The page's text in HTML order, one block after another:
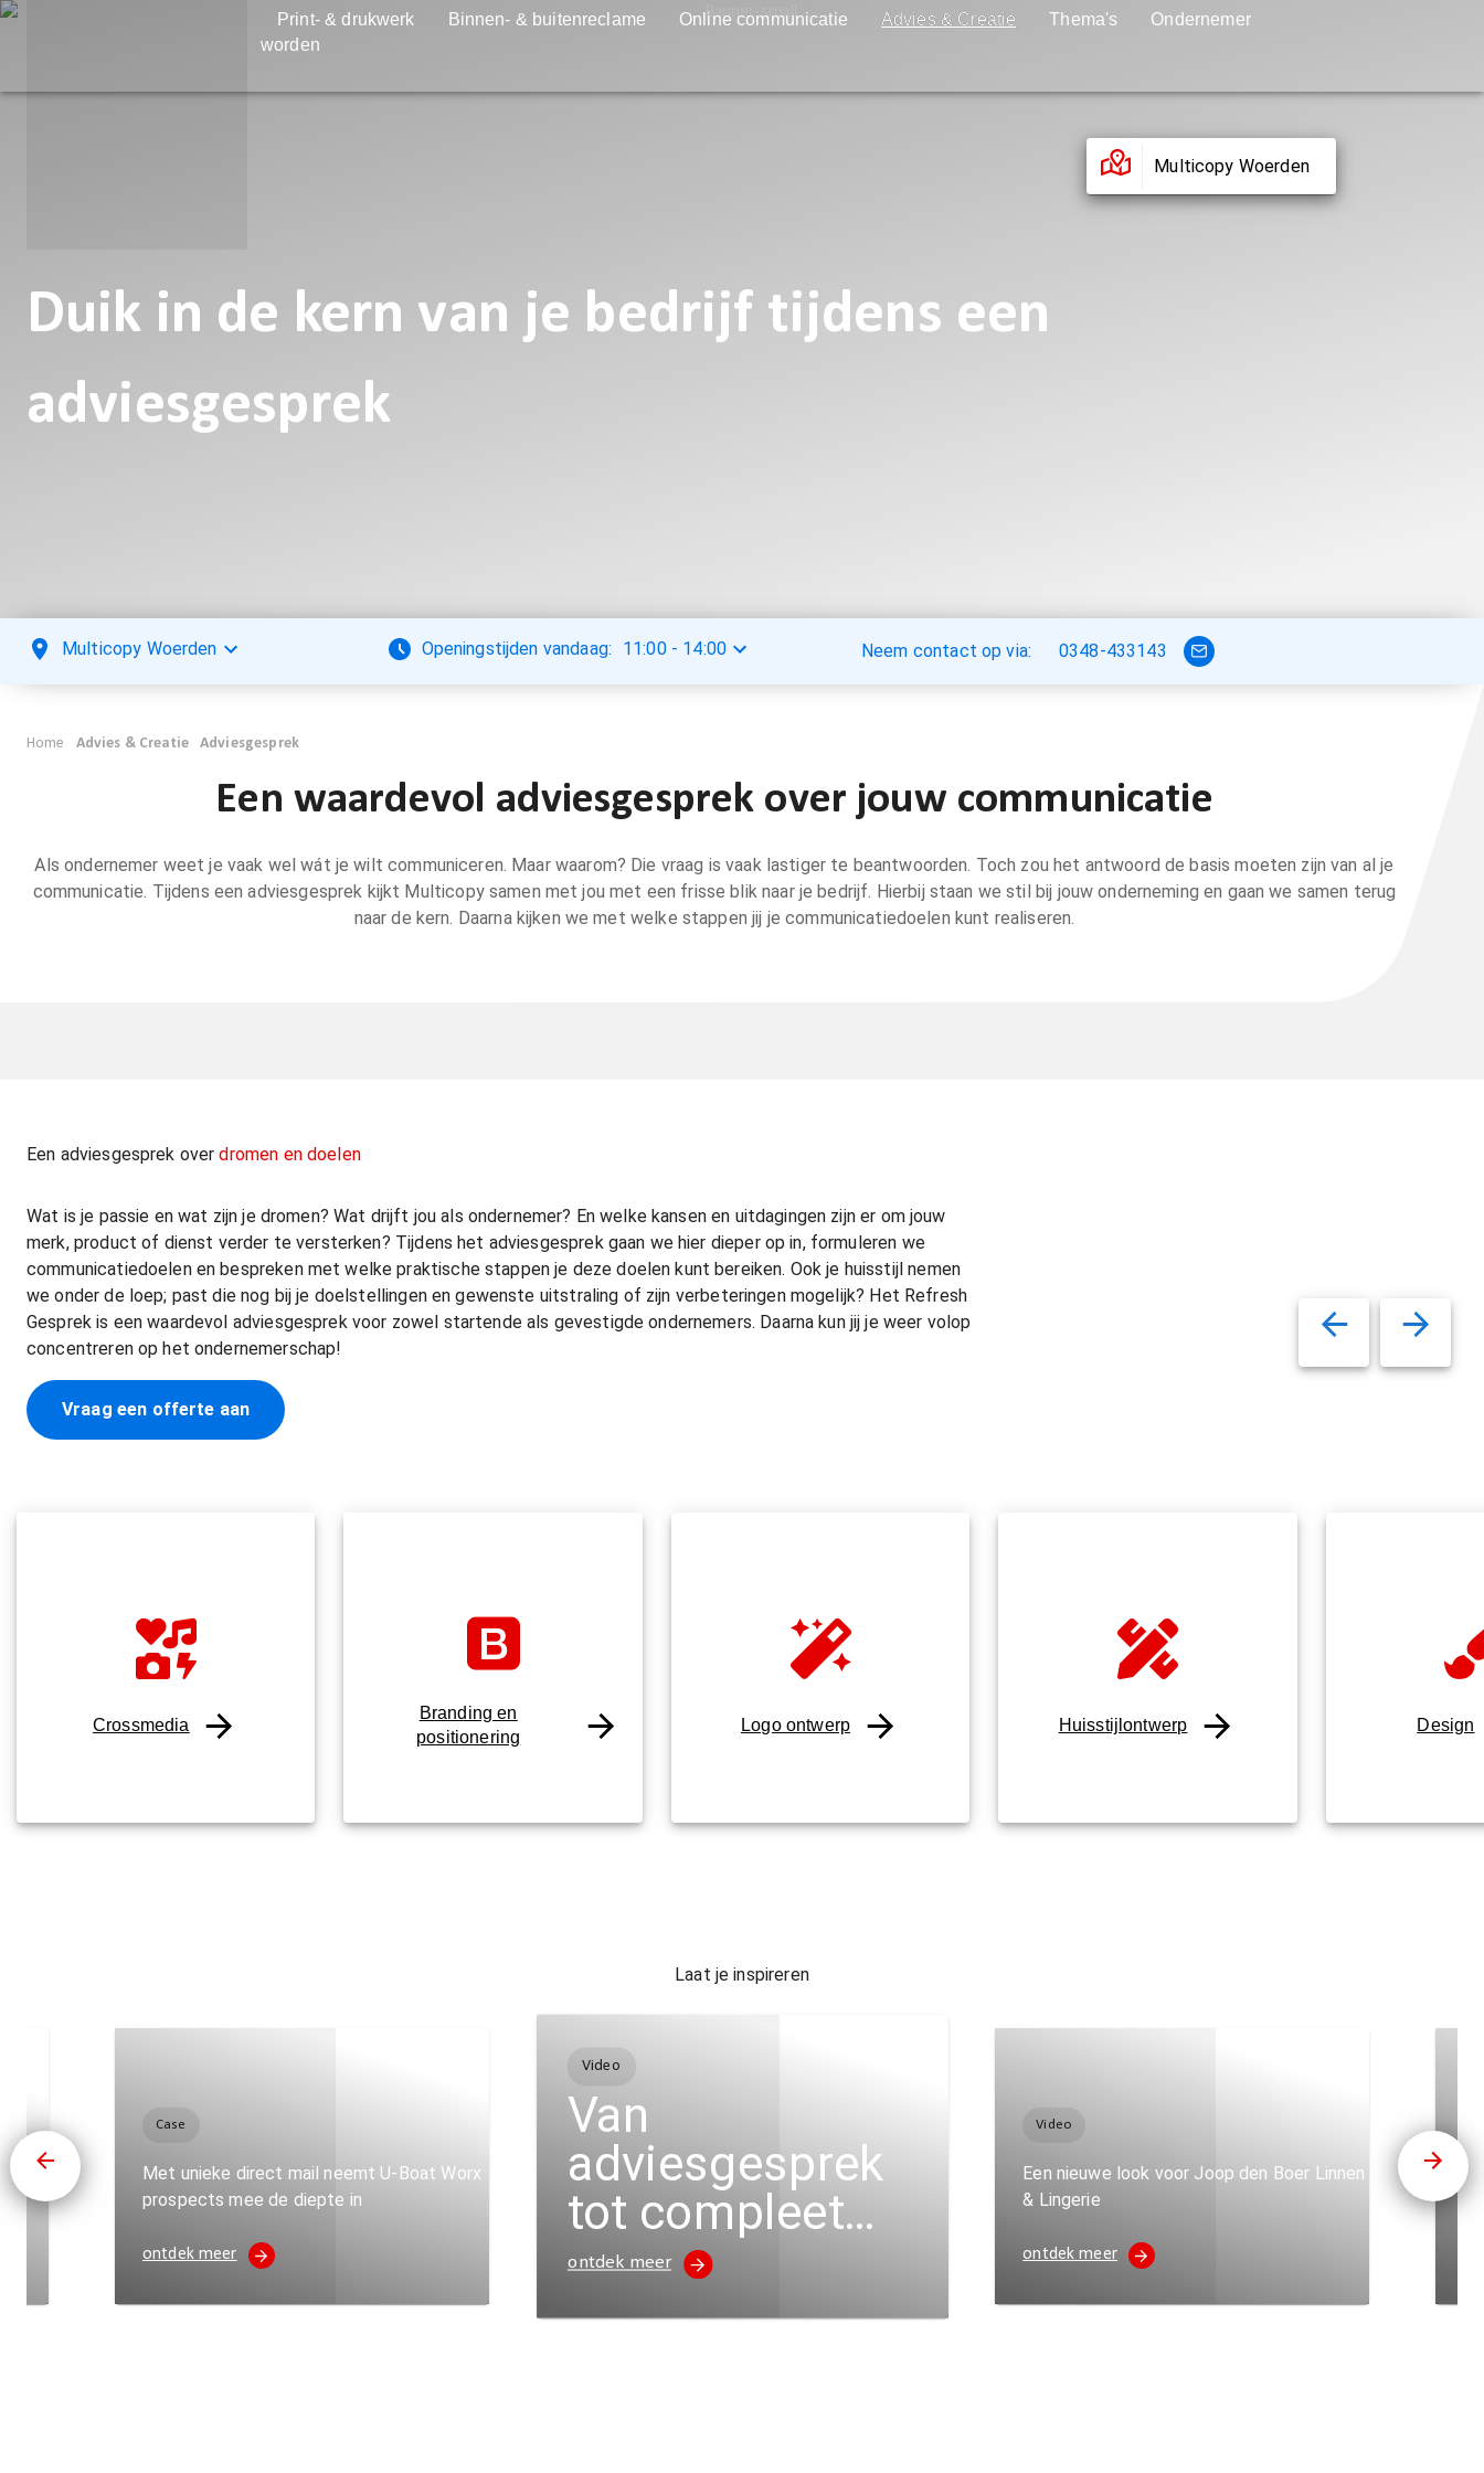
Print- & drukwerk Binnen- & buitenreclame Online communicatie Advies & Creatie Thema's
Ondernemer
worden
Multicopy Woerden
Duik in de kern van je bedrijf tijdens een
adviesgesprek
Multicopy Woerden Openingstijden vandaag: 11:00- 14:00 Neem contact op via: 0348-433143
Home Advies & Creatie Adviesgesprek
Een waardevol adviesgesprek over jouw communicatie
Als ondernemer weet je vaak wel wát je wilt communiceren. Maar waarom? Die vraag is vaak lastiger te beantwoorden. Toch zou het antwoord de basis moeten zijn van al je
communicatie. Tijdens een adviesgesprek kijkt Multicopy samen met jou met een frisse blik naar je bedrijf. Hierbij staan we stil bij jouw onderneming en gaan we samen terug
naar de kern. Daarna kijken we met welke stappen jij je communicatiedoelen kunt realiseren.
Een adviesgesprek overdromen en doelen
Wat is je passie en wat zijn je dromen? Wat drijft jou als ondernemer? En welke kansen en uitdagingen zijn er om jouw
merk, product of dienst verder te versterken? Tijdens het adviesgesprek gaan we hier dieper op in, formuleren we
communicatiedoelen en bespreken met welke praktische stappen je deze doelen kunt bereiken. Ook je huisstijl nemen
we onder de loep; past die nog bij je doelstellingen en gewenste uitstraling of zijn verbeteringen mogelijk? Het Refresh
Gesprek is een waardevol adviesgesprek voor zowel startende als gevestigde ondernemers. Daarna kun jij je weer volop
concentreren op het ondernemerschap!
Vraag een offerte aan
Crossmedia
Branding en
positionering
Logo ontwerp Huisstijlontwerp Design
Laat je inspireren
van
Case
Met unieke direct mail neemt U-Boat Worx
prospects mee de diepte in
ontdek meer
Video
Van
adviesgesprek
tot compleet
nieuwe
uitstraling voor
ontdek meer
Video
Een nieuwe look voor Joop den Boer Linnen
& Lingerie
ontdek meer